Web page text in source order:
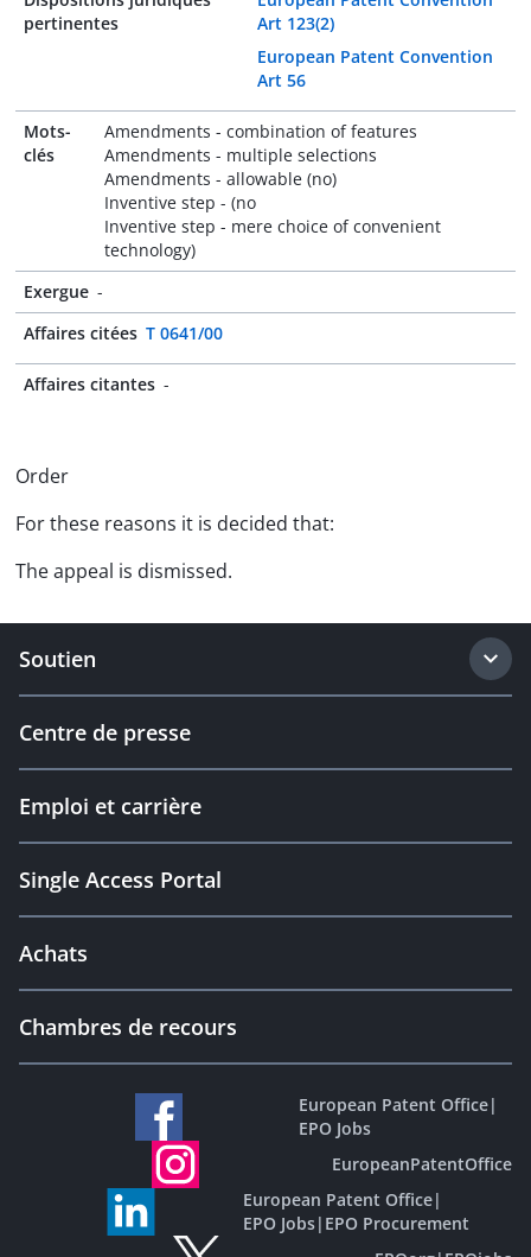
pertinentes
Art 123(2)
European Patent Convention
Art 56
Mots-
clés
Amendments - combination of features
Amendments - multiple selections
Amendments - allowable (no)
Inventive step - (no
Inventive step - mere choice of convenient
technology)
Exergue -
Affaires citées T 0641/00
Affaires citantes -
Order
For these reasons it is decided that:
The appeal is dismissed.
Soutien
Centre de presse
Emploi et carrière
Single Access Portal
Achats
Chambres de recours
European Patent Office|
EPO Jobs
EuropeanPatentOffice
European Patent Office|
EPO Jobs| EPO Procurement